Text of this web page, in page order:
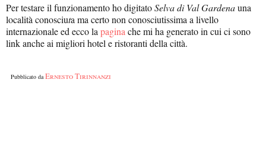
Per testare il funzionamento ho digitatoSelva di Val Gardenauna
località conosciuta ma certo non conosciutissima a livello
internazionale ed ecco la pagina che mi ha generato in cui ci sono
link anche ai migliori hotel e ristoranti della città.
Pubblicato da Ernesto Tirinnanzi